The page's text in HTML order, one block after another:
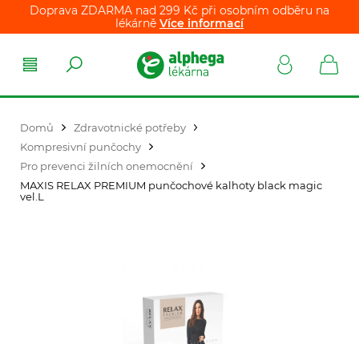
Doprava ZDARMA nad 299 Kč při osobním odběru na
lékárně Více informací
Domů
Zdravotnické potřeby
Kompresivní punčochy
Pro prevenci žilních onemocnění
MAXIS RELAX PREMIUM punčochové kalhoty black magic
vel.L